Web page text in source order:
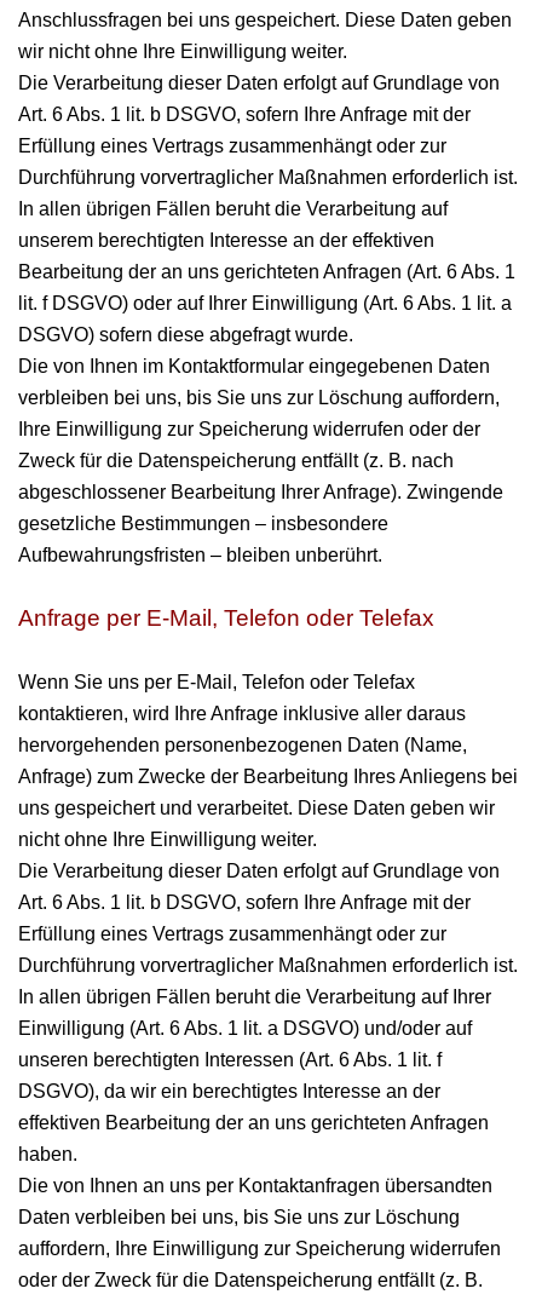
Anschlussfragen bei uns gespeichert. Diese Daten geben
wir nicht ohne Ihre Einwilligung weiter.
Die Verarbeitung dieser Daten erfolgt auf Grundlage von
Art. 6 Abs. 1 lit. b DSGVO, sofern Ihre Anfrage mit der
Erfüllung eines Vertrags zusammenhängt oder zur
Durchführung vorvertraglicher Maßnahmen erforderlich ist.
In allen übrigen Fällen beruht die Verarbeitung auf
unserem berechtigten Interesse an der effektiven
Bearbeitung der an uns gerichteten Anfragen (Art. 6 Abs. 1
lit. f DSGVO) oder auf Ihrer Einwilligung (Art. 6 Abs. 1 lit. a
DSGVO) sofern diese abgefragt wurde.
Die von Ihnen im Kontaktformular eingegebenen Daten
verbleiben bei uns, bis Sie uns zur Löschung auffordern,
Ihre Einwilligung zur Speicherung widerrufen oder der
Zweck für die Datenspeicherung entfällt (z. B. nach
abgeschlossener Bearbeitung Ihrer Anfrage). Zwingende
gesetzliche Bestimmungen – insbesondere
Aufbewahrungsfristen – bleiben unberührt.
Anfrage per E-Mail, Telefon oder Telefax
Wenn Sie uns per E-Mail, Telefon oder Telefax
kontaktieren, wird Ihre Anfrage inklusive aller daraus
hervorgehenden personenbezogenen Daten (Name,
Anfrage) zum Zwecke der Bearbeitung Ihres Anliegens bei
uns gespeichert und verarbeitet. Diese Daten geben wir
nicht ohne Ihre Einwilligung weiter.
Die Verarbeitung dieser Daten erfolgt auf Grundlage von
Art. 6 Abs. 1 lit. b DSGVO, sofern Ihre Anfrage mit der
Erfüllung eines Vertrags zusammenhängt oder zur
Durchführung vorvertraglicher Maßnahmen erforderlich ist.
In allen übrigen Fällen beruht die Verarbeitung auf Ihrer
Einwilligung (Art. 6 Abs. 1 lit. a DSGVO) und/oder auf
unseren berechtigten Interessen (Art. 6 Abs. 1 lit. f
DSGVO), da wir ein berechtigtes Interesse an der
effektiven Bearbeitung der an uns gerichteten Anfragen
haben.
Die von Ihnen an uns per Kontaktanfragen übersandten
Daten verbleiben bei uns, bis Sie uns zur Löschung
auffordern, Ihre Einwilligung zur Speicherung widerrufen
oder der Zweck für die Datenspeicherung entfällt (z. B.